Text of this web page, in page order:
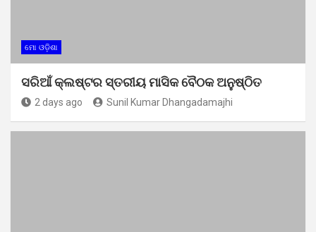
ମୋ ଓଡ଼ିଶା
ସରିଆଁ କ୍ଲଷ୍ଟର ସ୍ତରୀୟ ମାସିକ ବୈଠକ ଅନୁଷ୍ଠିତ
2 days ago Sunil Kumar Dhangadamajhi